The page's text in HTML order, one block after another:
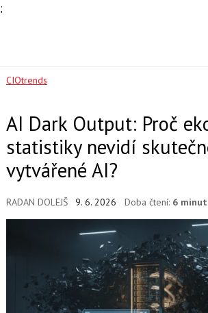
;
CIOtrends
AI Dark Output: Proč
statistiky nevidí
vytvářené AI?
RADAN DOLEJŠ 9. 6. 2026 Doba čtení: 6 minut